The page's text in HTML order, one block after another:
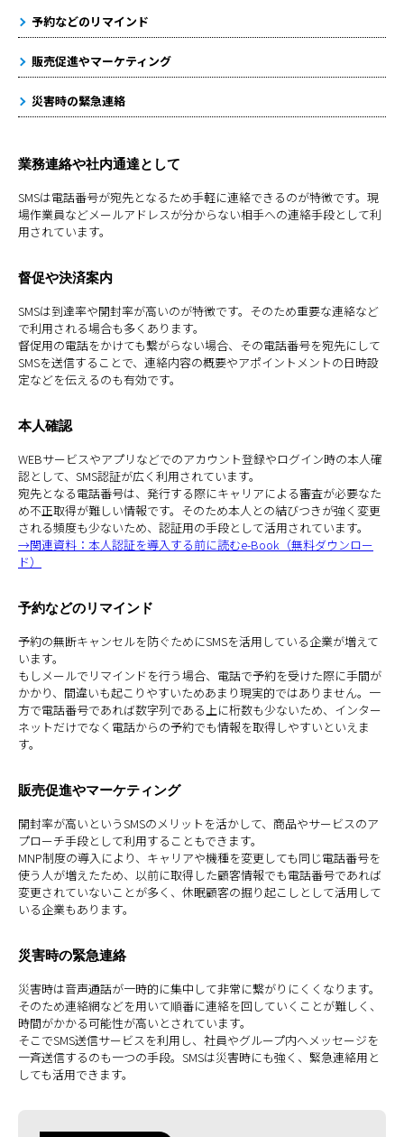
予約などのリマインド
販売促進やマーケティング
災害時の緊急連絡
業務連絡や社内通達として
SMSは電話番号が宛先となるため手軽に連絡できるのが特徴です。現
場作業員などメールアドレスが分からない相手への連絡手段として利
用されています。
督促や決済案内
SMSは到達率や開封率が高いのが特徴です。そのため重要な連絡など
で利用される場合も多くあります。
督促用の電話をかけても繋がらない場合、その電話番号を宛先にして
SMSを送信することで、連絡内容の概要やアポイントメントの日時設
定などを伝えるのも有効です。
本人確認
WEBサービスやアプリなどでのアカウント登録やログイン時の本人確
認として、SMS認証が広く利用されています。
宛先となる電話番号は、発行する際にキャリアによる審査が必要なた
め不正取得が難しい情報です。そのため本人との結びつきが強く変更
される頻度も少ないため、認証用の手段として活用されています。
→関連資料：本人認証を導入する前に読むe-Book（無料ダウンロー
ド）
予約などのリマインド
予約の無断キャンセルを防ぐためにSMSを活用している企業が増えて
います。
もしメールでリマインドを行う場合、電話で予約を受けた際に手間が
かかり、間違いも起こりやすいためあまり現実的ではありません。一
方で電話番号であれば数字列である上に桁数も少ないため、インター
ネットだけでなく電話からの予約でも情報を取得しやすいといえま
す。
販売促進やマーケティング
開封率が高いというSMSのメリットを活かして、商品やサービスのア
プローチ手段として利用することもできます。
MNP制度の導入により、キャリアや機種を変更しても同じ電話番号を
使う人が増えたため、以前に取得した顧客情報でも電話番号であれば
変更されていないことが多く、休眠顧客の掘り起こしとして活用して
いる企業もあります。
災害時の緊急連絡
災害時は音声通話が一時的に集中して非常に繋がりにくくなります。
そのため連絡網などを用いて順番に連絡を回していくことが難しく、
時間がかかる可能性が高いとされています。
そこでSMS送信サービスを利用し、社員やグループ内へメッセージを
一斉送信するのも一つの手段。SMSは災害時にも強く、緊急連絡用と
しても活用できます。